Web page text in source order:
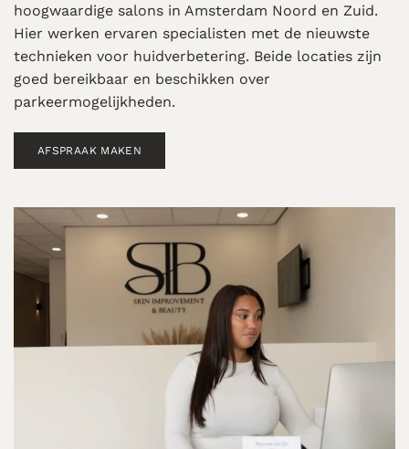
hoogwaardige salons in Amsterdam Noord en Zuid.
Hier werken ervaren specialisten met de nieuwste
technieken voor huidverbetering. Beide locaties zijn
goed bereikbaar en beschikken over
parkeermogelijkheden.
AFSPRAAK MAKEN